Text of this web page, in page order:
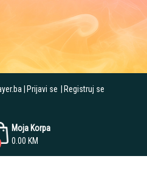
Prijavi se Registruj se
Moja Korpa
0.00 KM